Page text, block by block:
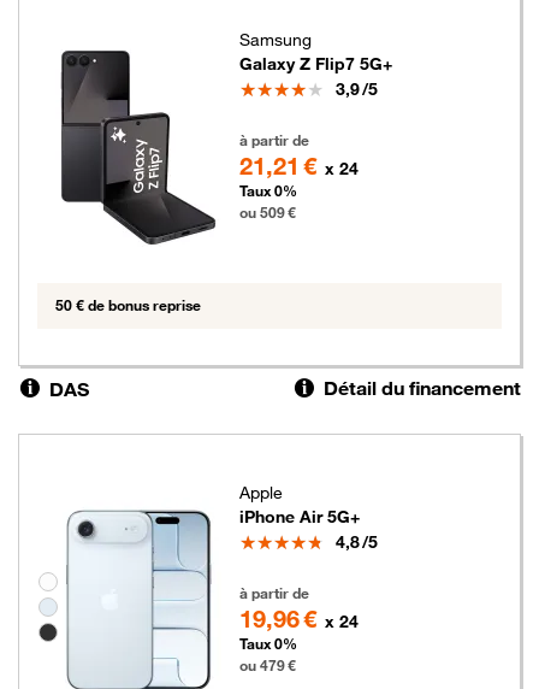
Samsung
Galaxy Z Flip7 5G+
Note
3,9/5
à partir de
21,21 € x 24
Taux 0%
ou 509 €
50 € de bonus reprise
DAS Détail du financement
Groupe de couleurs disponibles non sélectionnables
Apple
iPhone Air 5G+
Note
4,8/5
à partir de
19,96 € x 24
Taux 0%
ou 479 €